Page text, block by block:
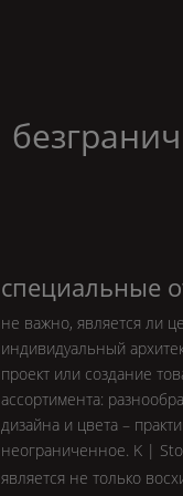
специальные
не важно, является ли
индивидуальный
проект или создание
ассортимента:
дизайна и цвета –
неограниченное. K |
является не только